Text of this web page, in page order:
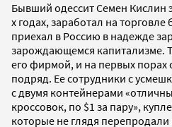
Бывший одессит Семен Кислин
х годах, заработал на
приехал в Россию в надежде
зарождающемся капитализме.
его фирмой, и на первых порах
подряд. Ее сотрудники с
с двумя контейнерами
кроссовок, по $1 за пару»,
которые не глядя